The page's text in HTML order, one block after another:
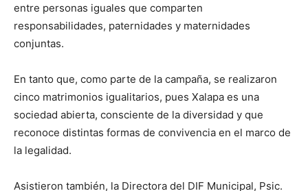
entre personas iguales que comparten
responsabilidades, paternidades y maternidades
conjuntas.
En tanto que, como parte de la campaña, se realizaron
cinco matrimonios igualitarios, pues Xalapa es una
sociedad abierta, consciente de la diversidad y que
reconoce distintas formas de convivencia en el marco de
la legalidad.
Asistieron también, la Directora del DIF Municipal, Psic.